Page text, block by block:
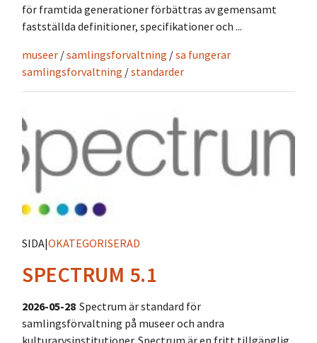
för framtida generationer förbättras av gemensamt
fastställda definitioner, specifikationer och ...
museer /samlingsforvaltning /sa fungerar
samlingsforvaltning /standarder
SIDA|OKATEGORISERAD
SPECTRUM 5.1
2026-05-28 Spectrum är standard för
samlingsförvaltning på museer och andra
kulturarvsinstitutioner. Spectrum är en fritt tillgänglig